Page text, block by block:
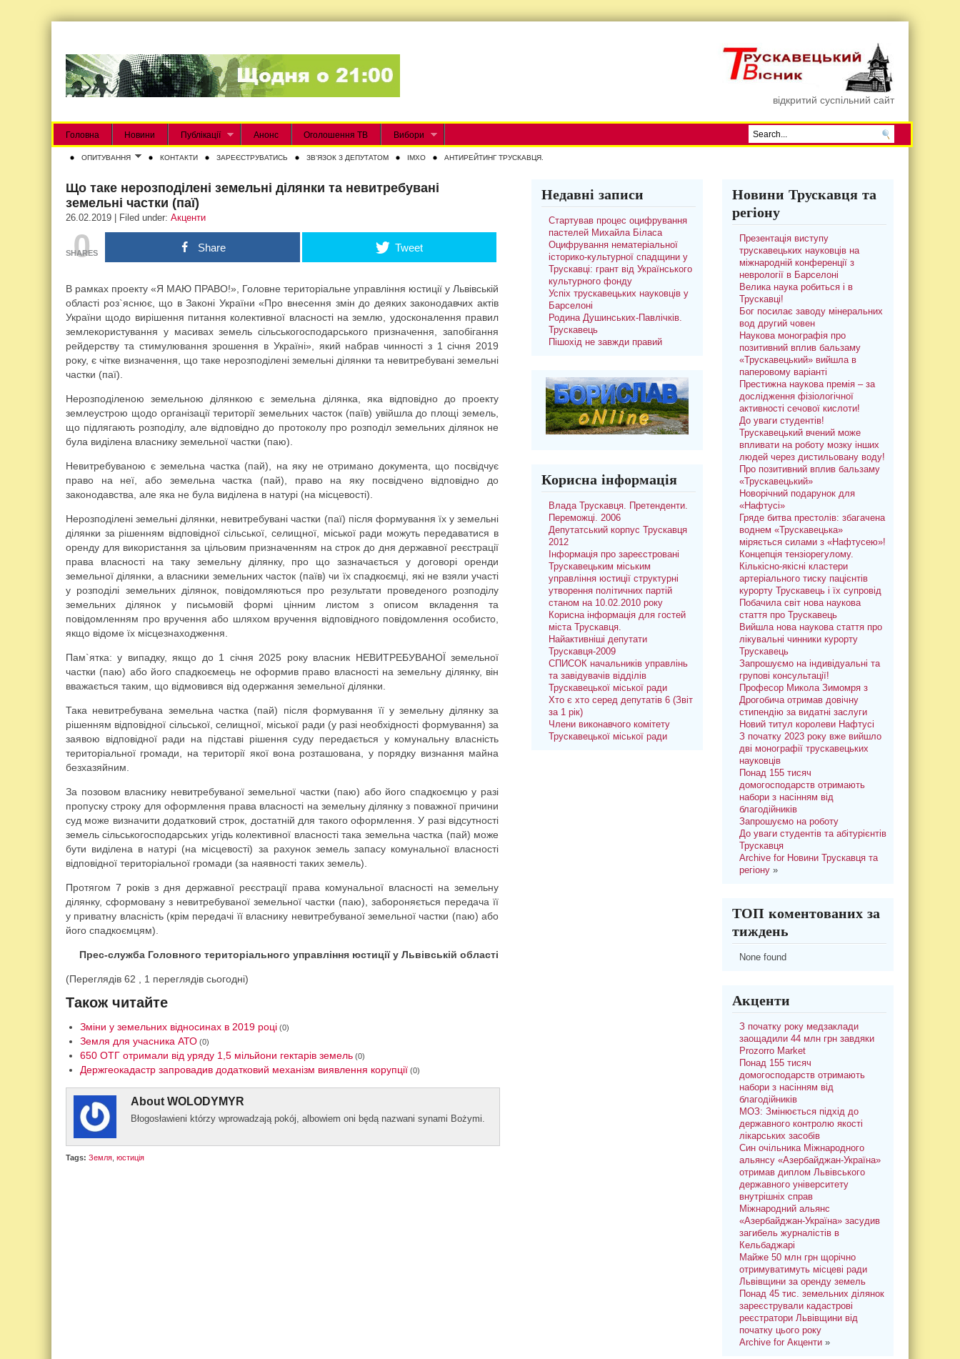
відкритий суспільний сайт
Головна Новини Публікації Анонс Оголошення ТВ Вибори
ОПИТУВАННЯ КОНТАКТИ ЗАРЕЄСТРУВАТИСЬ ЗВʼЯЗОК З ДЕПУТАТОМ IMXO АНТИРЕЙТИНГ ТРУСКАВЦЯ.
Що таке нерозподілені земельні ділянки та невитребувані
земельні частки (паї)
26.02.2019 | Filed under: Акценти
0
SHARES Share Tweet
В рамках проекту «Я МАЮ ПРАВО!», Головне територіальне управління юстиції у Львівській
області роз`яснює, що в Законі України «Про внесення змін до деяких законодавчих актів
України щодо вирішення питання колективної власності на землю, удосконалення правил
землекористування у масивах земель сільськогосподарського призначення, запобігання
рейдерству та стимулювання зрошення в Україні», який набрав чинності з 1 січня 2019
року, є чітке визначення, що таке нерозподілені земельні ділянки та невитребувані земельні
частки (паї).
Нерозподіленою земельною ділянкою є земельна ділянка, яка відповідно до проекту
землеустрою щодо організації території земельних часток (паїв) увійшла до площі земель,
що підлягають розподілу, але відповідно до протоколу про розподіл земельних ділянок не
була виділена власнику земельної частки (паю).
Невитребуваною є земельна частка (пай), на яку не отримано документа, що посвідчує
право на неї, або земельна частка (пай), право на яку посвідчено відповідно до
законодавства, але яка не була виділена в натурі (на місцевості).
Нерозподілені земельні ділянки, невитребувані частки (паї) після формування їх у земельні
ділянки за рішенням відповідної сільської, селищної, міської ради можуть передаватися в
оренду для використання за цільовим призначенням на строк до дня державної реєстрації
права власності на таку земельну ділянку, про що зазначається у договорі оренди
земельної ділянки, а власники земельних часток (паїв) чи їх спадкоємці, які не взяли участі
у розподілі земельних ділянок, повідомляються про результати проведеного розподілу
земельних ділянок у письмовій формі цінним листом з описом вкладення та
повідомленням про вручення або шляхом вручення відповідного повідомлення особисто,
якщо відоме їх місцезнаходження.
Пам`ятка: у випадку, якщо до 1 січня 2025 року власник НЕВИТРЕБУВАНОЇ земельної
частки (паю) або його спадкоємець не оформив право власності на земельну ділянку, він
вважається таким, що відмовився від одержання земельної ділянки.
Така невитребувана земельна частка (пай) після формування її у земельну ділянку за
рішенням відповідної сільської, селищної, міської ради (у разі необхідності формування) за
заявою відповідної ради на підставі рішення суду передається у комунальну власність
територіальної громади, на території якої вона розташована, у порядку визнання майна
безхазяйним.
За позовом власнику невитребуваної земельної частки (паю) або його спадкоємцю у разі
пропуску строку для оформлення права власності на земельну ділянку з поважної причини
суд може визначити додатковий строк, достатній для такого оформлення. У разі відсутності
земель сільськогосподарських угідь колективної власності така земельна частка (пай) може
бути виділена в натурі (на місцевості) за рахунок земель запасу комунальної власності
відповідної територіальної громади (за наявності таких земель).
Протягом 7 років з дня державної реєстрації права комунальної власності на земельну
ділянку, сформовану з невитребуваної земельної частки (паю), забороняється передача її
у приватну власність (крім передачі її власнику невитребуваної земельної частки (паю) або
його спадкоємцям).
Прес-служба Головного територіального управління юстиції у Львівській області
(Переглядів 62 , 1 переглядів сьогодні)
Також читайте
Зміни у земельних відносинах в 2019 році (0)
Земля для учасника АТО (0)
650 ОТГ отримали від уряду 1,5 мільйони гектарів земель (0)
Держгеокадастр запровадив додатковий механізм виявлення корупції (0)
About WOLODYMYR
Błogos­ławieni którzy wprowad­zają pokój, al­bowiem oni będą naz­wani syn­ami Bożymi.
Tags: Земля юстиція
Недавні записи
Стартував процес оцифрування
пастелей Михайла Біласа
Оцифрування нематеріальної
історико-культурної спадщини у
Трускавці: грант від Українського
культурного фонду
Успіх трускавецьких науковців у
Барселоні
Родина Душинських-Павлічків.
Трускавець
Пішохід не завжди правий
Корисна інформація
Влада Трускавця. Претенденти.
Переможці. 2006
Депутатський корпус Трускавця
2012
Інформація про зареєстровані
Трускавецьким міським
управління юстиції структурні
утворення політичних партій
станом на 10.02.2010 року
Корисна інформація для гостей
міста Трускавця.
Найактивніші депутати
Трускавця-2009
СПИСОК начальників управлінь
та завідувачів відділів
Трускавецької міської ради
Хто є хто серед депутатів 6 (Звіт
за 1 рік)
Члени виконавчого комітету
Трускавецької міської ради
Новини Трускавця та
регіону
Презентація виступу
трускавецьких науковців на
міжнародній конференції з
неврології в Барселоні
Велика наука робиться і в
Трускавці!
Бог посилає заводу мінеральних
вод другий човен
Наукова монографія про
позитивний вплив бальзаму
«Трускавецький» вийшла в
паперовому варіанті
Престижна наукова премія – за
дослідження фізіологічної
активності сечової кислоти!
До уваги студентів!
Трускавецький вчений може
впливати на роботу мозку інших
людей через дистильовану воду!
Про позитивний вплив бальзаму
«Трускавецький»
Новорічний подарунок для
«Нафтусі»
Гряде битва престолів: збагачена
воднем «Трускавецька»
міряється силами з «Нафтусею»!
Концепція тензіорегулому.
Кількісно-якісні кластери
артеріального тиску пацієнтів
курорту Трускавець і їх супровід
Побачила світ нова наукова
стаття про Трускавець
Вийшла нова наукова стаття про
лікувальні чинники курорту
Трускавець
Запрошуємо на індивідуальні та
групові консультації!
Професор Микола Зимомря з
Дрогобича отримав довічну
стипендію за видатні заслуги
Новий титул королеви Нафтусі
З початку 2023 року вже вийшло
дві монографії трускавецьких
науковців
Понад 155 тисяч
домогосподарств отримають
набори з насінням від
благодійників
Запрошуємо на роботу
До уваги студентів та абітурієнтів
Трускавця
Archive for Новини Трускавця та
регіону»
ТОП коментованих за
тиждень
None found
Акценти
З початку року медзаклади
заощадили 44 млн грн завдяки
Prozorro Market
Понад 155 тисяч
домогосподарств отримають
набори з насінням від
благодійників
МОЗ: Змінюється підхід до
державного контролю якості
лікарських засобів
Син очільника Міжнародного
альянсу «Азербайджан-Україна»
отримав диплом Львівського
державного університету
внутрішніх справ
Міжнародний альянс
«Азербайджан-Україна» засудив
загибель журналістів в
Кельбаджарі
Майже 50 млн грн щорічно
отримуватимуть місцеві ради
Львівщини за оренду земель
Понад 45 тис. земельних ділянок
зареєстрували кадастрові
реєстратори Львівщини від
початку цього року
Archive for Акценти»